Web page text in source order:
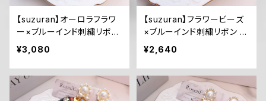
【suzuran】オーロラフラワ
ー×ブルーインド刺繍リボン
ピアス/イヤリング
¥3,080
【suzuran】フラワービーズ
×ブルーインド刺繍リボン ピ
アス/イヤリング
¥2,640